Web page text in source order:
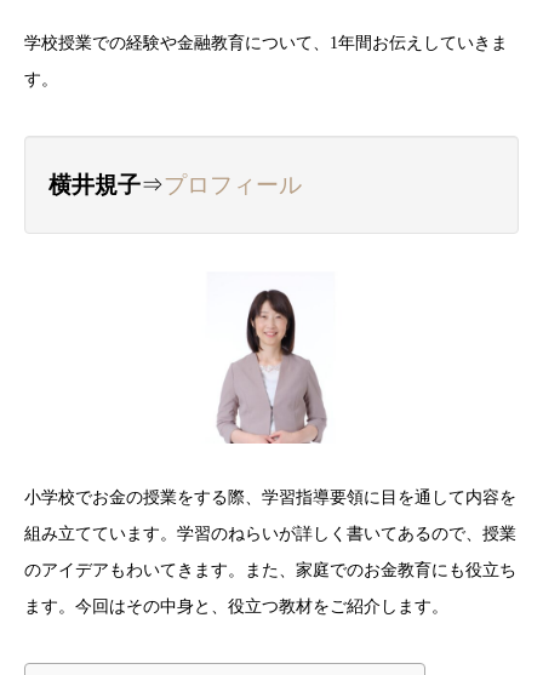
学校授業での経験や金融教育について、1年間お伝えしていきま
す。
横井規子⇒プロフィール
小学校でお金の授業をする際、学習指導要領に目を通して内容を
組み立てています。学習のねらいが詳しく書いてあるので、授業
のアイデアもわいてきます。また、家庭でのお金教育にも役立ち
ます。今回はその中身と、役立つ教材をご紹介します。